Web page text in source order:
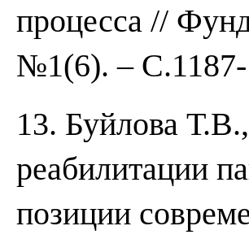
процесса //
№1(6). – C.1187-
13. Буйлова
реабилитации
позиции